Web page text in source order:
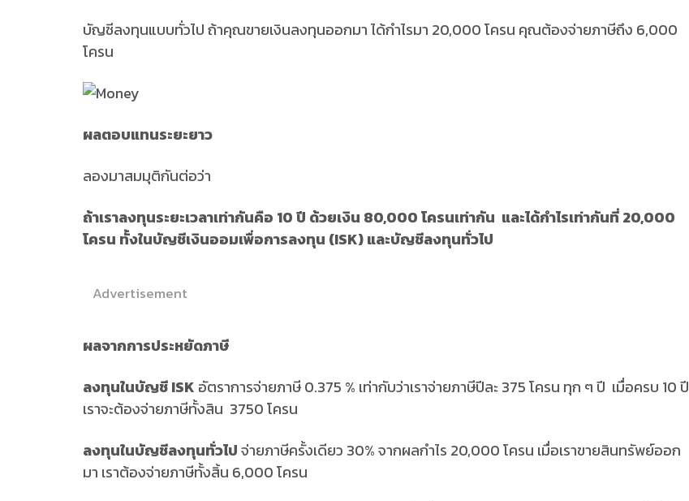
บัญชีลงทุนแบบทั่วไป ถ้าคุณขายเงินลงทุนออกมา ได้กำไรมา 20,000 โครน คุณต้องจ่ายภาษีถึง 6,000
โครน
ผลตอบแทนระยะยาว
ลองมาสมมุติกันต่อว่า
ถ้าเราลงทุนระยะเวลาเท่ากันคือ 10 ปี ด้วยเงิน 80,000 โครนเท่ากัน และได้กำไรเท่ากันที่ 20,000
โครน ทั้งในบัญชีเงินออมเพื่อการลงทุน (ISK) และบัญชีลงทุนทั่วไป
Advertisement
ผลจากการประหยัดภาษี
ลงทุนในบัญชี ISK อัตราการจ่ายภาษี 0.375 % เท่ากับว่าเราจ่ายภาษีปีละ 375 โครน ทุก ๆ ปี เมื่อครบ 10 ปี
เราจะต้องจ่ายภาษีทั้งสิน 3750 โครน
ลงทุนในบัญชีลงทุนทั่วไปจ่ายภาษีครั้งเดียว 30% จากผลกำไร 20,000 โครน เมื่อเราขายสินทรัพย์ออก
มา เราต้องจ่ายภาษีทั้งสิ้น 6,000 โครน